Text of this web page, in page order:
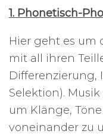
1. Phonetisch-
Hier geht es um
mit all ihren
Differenzierung,
Selektion).
um Klänge,
voneinander zu